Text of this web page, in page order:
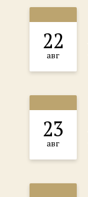
22
авг
23
авг